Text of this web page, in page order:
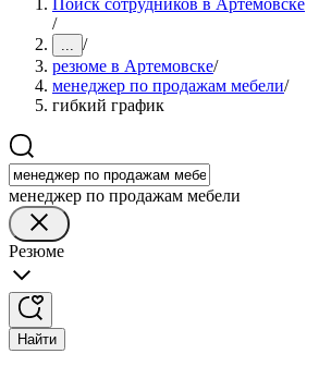
Поиск сотрудников в Артемовске
/
... /
резюме в Артемовске/
менеджер по продажам мебели/
гибкий график
менеджер по продажам мебели
Резюме
Найти